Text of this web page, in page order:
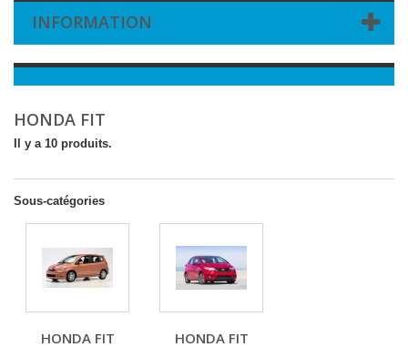
INFORMATION
HONDA FIT
Il y a 10 produits.
Sous-catégories
HONDA FIT
HONDA FIT